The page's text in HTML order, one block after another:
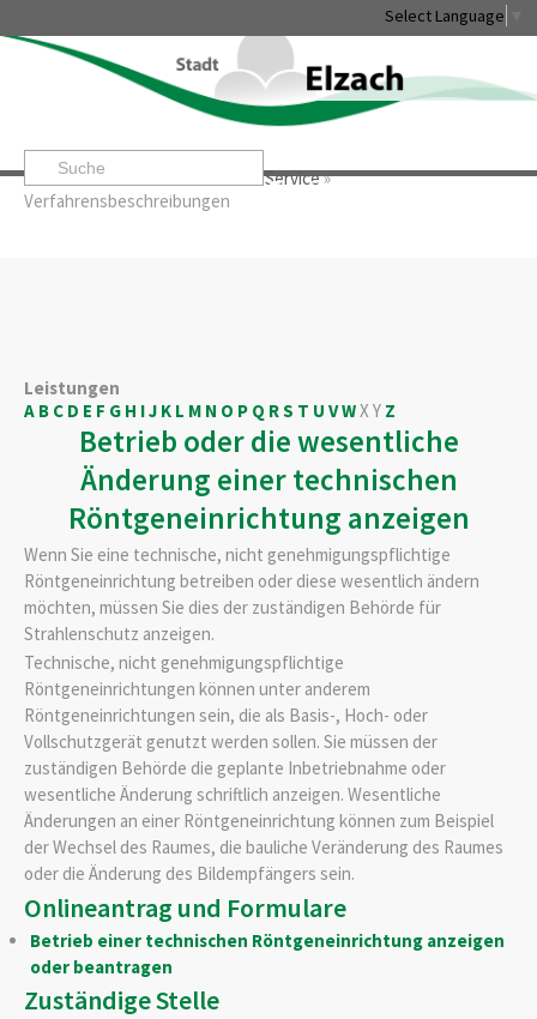
Select Language
Startseite» »Service»
Verfahrensbeschreibungen
Leben & Erleben Rathaus & Service
Leistungen
A B C D E F G H IJ K L M N O P Q RS T U VWXY Z
Betrieb oder die wesentliche
Änderung einer technischen
Röntgeneinrichtung anzeigen
Wenn Sie eine technische, nicht genehmigungspflichtige
Röntgeneinrichtung betreiben oder diese wesentlich ändern
möchten, müssen Sie dies der zuständigen Behörde für
Strahlenschutz anzeigen.
Technische, nicht genehmigungspflichtige
Röntgeneinrichtungen können unter anderem
Röntgeneinrichtungen sein, die als Basis-, Hoch- oder
Vollschutzgerät genutzt werden sollen. Sie müssen der
zuständigen Behörde die geplante Inbetriebnahme oder
wesentliche Änderung schriftlich anzeigen. Wesentliche
Änderungen an einer Röntgeneinrichtung können zum Beispiel
der Wechsel des Raumes, die bauliche Veränderung des Raumes
oder die Änderung des Bildempfängers sein.
Onlineantrag und Formulare
Betrieb einer technischen Röntgeneinrichtung anzeigen
oder beantragen
Zuständige Stelle